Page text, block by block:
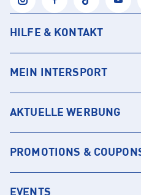
HILFE & KONTAKT
MEIN INTERSPORT
AKTUELLE WERBUNG
PROMOTIONS &
EVENTS